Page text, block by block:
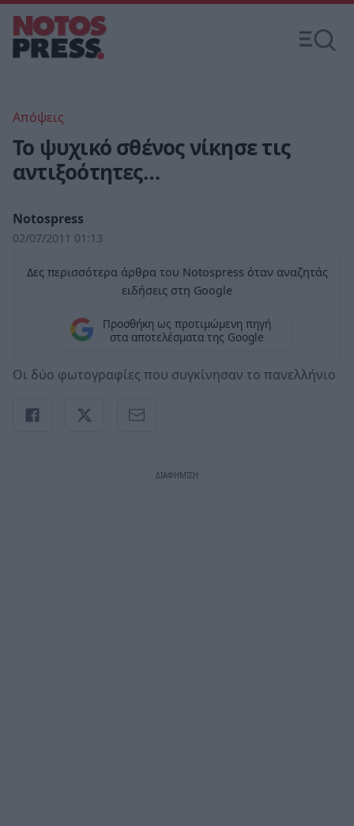
Απόψεις
Το ψυχικό σθένος νίκησε τις
αντιξοότητες…
Notospress
02/07/2011 01:13
Δες περισσότερα άρθρα του Notospress όταν αναζητάς
ειδήσεις στη Google
Προσθήκη ως προτιμώμενη πηγή
στα αποτελέσματα της Google
Οι δύο φωτογραφίες που συγκίνησαν το πανελλήνιο